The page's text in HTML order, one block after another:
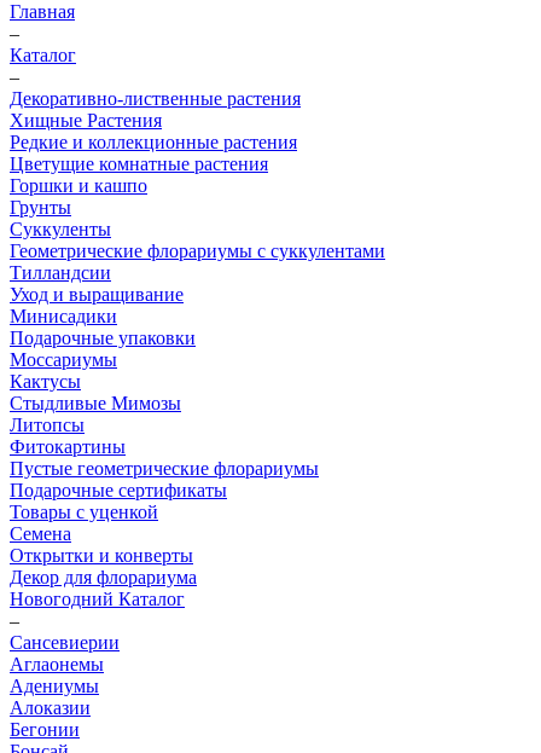
Главная
–
Каталог
–
Декоративно-лиственные растения
Хищные Растения
Редкие и коллекционные растения
Цветущие комнатные растения
Горшки и кашпо
Грунты
Суккуленты
Геометрические флорариумы с суккулентами
Тилландсии
Уход и выращивание
Минисадики
Подарочные упаковки
Моссариумы
Кактусы
Стыдливые Мимозы
Литопсы
Фитокартины
Пустые геометрические флорариумы
Подарочные сертификаты
Товары с уценкой
Семена
Открытки и конверты
Декор для флорариума
Новогодний Каталог
–
Сансевиерии
Аглаонемы
Адениумы
Алоказии
Бегонии